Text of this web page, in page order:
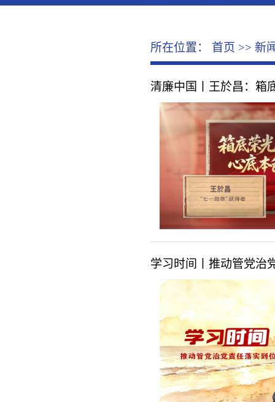
所在位置： 首页 >> 新
清廉中国丨王於昌：箱
学习时间丨推动管党治